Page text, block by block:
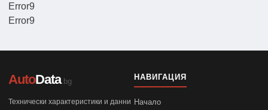
Error9
Error9
AutoData.bg
Технически характеристики и данни
НАВИГАЦИЯ
Начало